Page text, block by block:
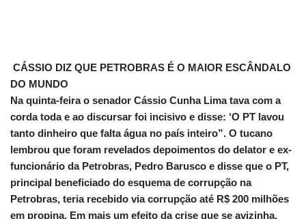
CÁSSIO DIZ QUE PETROBRAS É O MAIOR ESCÂNDALO
DO MUNDO
Na quinta-feira o senador Cássio Cunha Lima tava com a
corda toda e ao discursar foi incisivo e disse: ‘O PT lavou
tanto dinheiro que falta água no país inteiro”. O tucano
lembrou que foram revelados depoimentos do delator e ex-
funcionário da Petrobras, Pedro Barusco e disse que o PT,
principal beneficiado do esquema de corrupção na
Petrobras, teria recebido via corrupção até R$ 200 milhões
em propina. Em mais um efeito da crise que se avizinha,